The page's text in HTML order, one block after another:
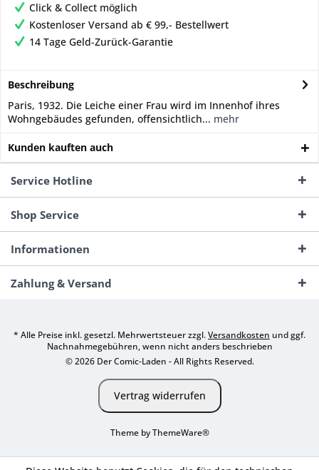
Click & Collect möglich
Kostenloser Versand ab € 99,- Bestellwert
14 Tage Geld-Zurück-Garantie
Beschreibung
Paris, 1932. Die Leiche einer Frau wird im Innenhof ihres
Wohngebäudes gefunden, offensichtlich... mehr
Kunden kauften auch
Service Hotline
Shop Service
Informationen
Zahlung & Versand
* Alle Preise inkl. gesetzl. Mehrwertsteuer zzgl.Versandkosten und ggf.
Nachnahmegebühren, wenn nicht anders beschrieben
© 2026 Der Comic-Laden - All Rights Reserved.
Vertrag widerrufen
Theme byThemeWare®